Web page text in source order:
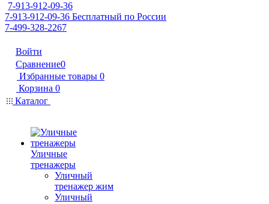
7-913-912-09-36
7-913-912-09-36 Бесплатный по России
7-499-328-2267
Войти
Сравнение0
Избранные товары 0
Корзина 0
Каталог
Уличные
тренажеры
Уличный
тренажер жим
Уличный